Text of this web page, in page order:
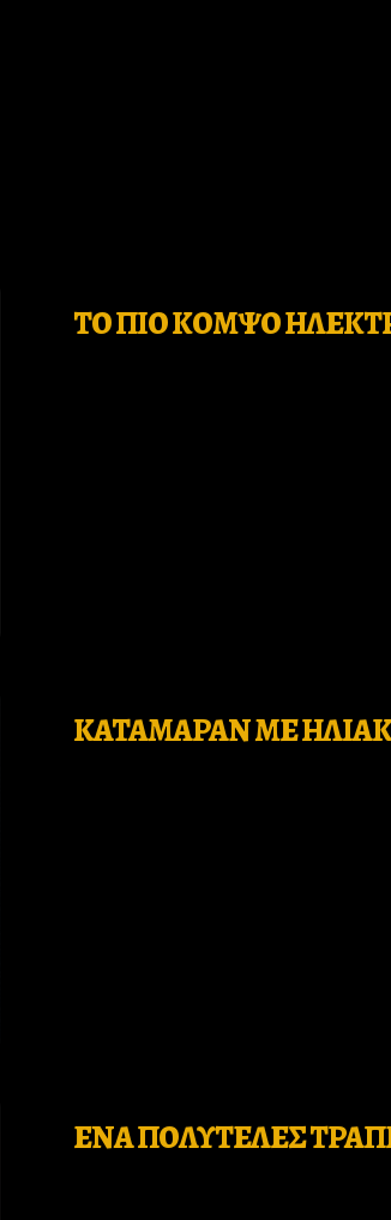
ΤΟ ΠΙΟ ΚΟΜΨΟ
KΑΤΑΜΑΡΑΝ ΜΕ
ΕΝΑ ΠΟΛΥΤΕΛΕΣ